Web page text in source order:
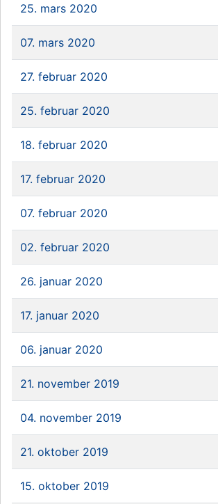
25. mars 2020
07. mars 2020
27. februar 2020
25. februar 2020
18. februar 2020
17. februar 2020
07. februar 2020
02. februar 2020
26. januar 2020
17. januar 2020
06. januar 2020
21. november 2019
04. november 2019
21. oktober 2019
15. oktober 2019